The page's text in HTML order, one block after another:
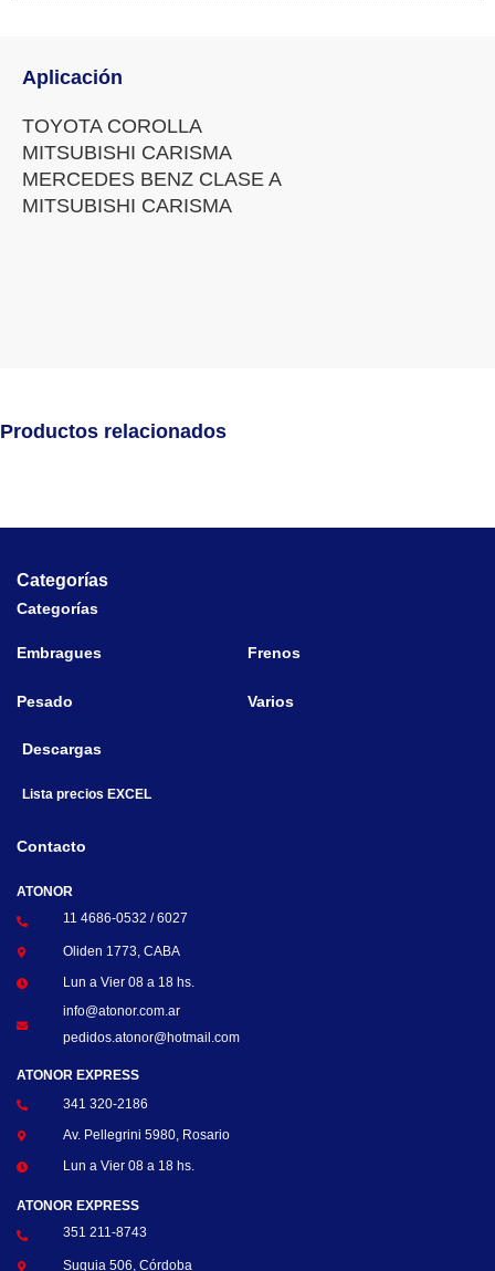
Aplicación
TOYOTA COROLLA
MITSUBISHI CARISMA
MERCEDES BENZ CLASE A
MITSUBISHI CARISMA
Productos relacionados
Categorías
Categorías
Embragues Frenos
Pesado Varios
Descargas
Lista precios EXCEL
Contacto
ATONOR
11 4686-0532 / 6027
Oliden 1773, CABA
Lun a Vier 08 a 18 hs.
info@atonor.com.ar
pedidos.atonor@hotmail.com
ATONOR EXPRESS
341 320-2186
Av. Pellegrini 5980, Rosario
Lun a Vier 08 a 18 hs.
ATONOR EXPRESS
351 211-8743
Suquia 506, Córdoba